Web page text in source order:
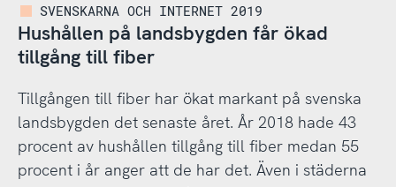
SVENSKARNA OCH INTERNET 2019
Hushållen på landsbygden får ökad
tillgång till fiber
Tillgången till fiber har ökat markant på svenska
landsbygden det senaste året. År 2018 hade 43
procent av hushållen tillgång till fiber medan 55
procent i år anger att de har det. Även i städerna